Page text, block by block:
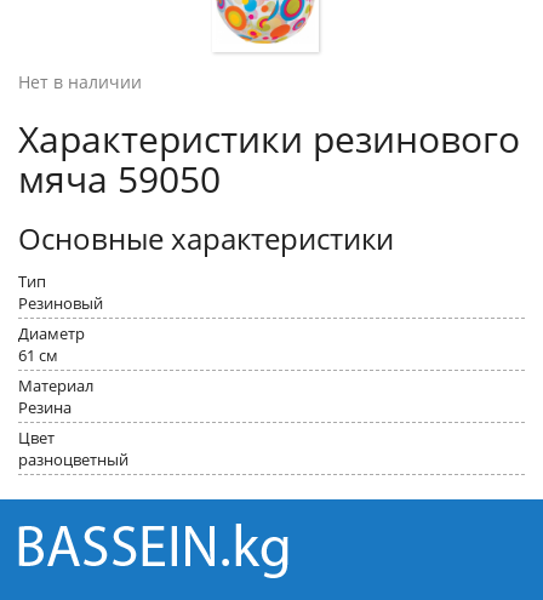
Нет в наличии
Характеристики резинового
мяча 59050
Основные характеристики
Тип
Резиновый
Диаметр
61 см
Материал
Резина
Цвет
разноцветный